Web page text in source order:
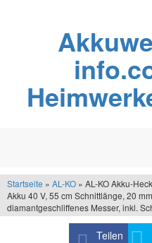
Startseite » AL-KO » AL-KO Akku-
Akku 40 V, 55 cm Schnittlänge, 20
diamantgeschliffenes Messer, inkl.
Teilen